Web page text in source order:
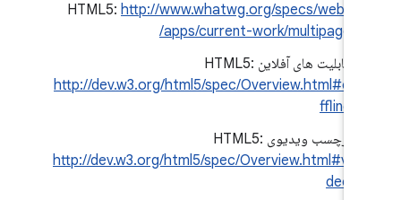
HTML5:http://www.whatwg.org/specs/web-
apps/current-work/multipage/
قابلیت های آفلاین HTML5:
http://dev.w3.org/html5/spec/Overview.html#o
برچسب ویدیوی HTML5:
http://dev.w3.org/html5/spec/Overview.html#vi